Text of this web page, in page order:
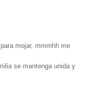
mojar, mmmhh me
se mantenga unida y